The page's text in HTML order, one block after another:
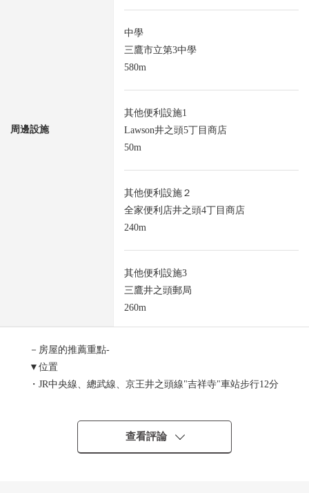
周邊設施
中學
三鷹市立第3中學
580m
其他便利設施1
Lawson井之頭5丁目商店
50m
其他便利設施２
全家便利店井之頭4丁目商店
240m
其他便利設施3
三鷹井之頭郵局
260m
－房屋的推薦重點-
▼位置
・JR中央線、總武線、京王井之頭線"吉祥寺"車站步行12分
・京王井之頭線"井頭公園"車站步行8分鐘
・到綠豐富的井之頭恩賜公園步行5分鐘
查看評論